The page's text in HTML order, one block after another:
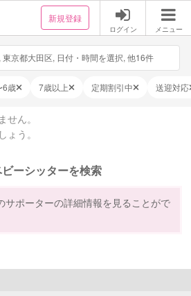
新規登録
ログイン メニュー
京都大田区, 日付・時間を選択, 他16件
6歳 7歳以上 定期割引中 送迎対応
ん。
う。
ーシッターを検索
サポーターの詳細情報を見ることがで